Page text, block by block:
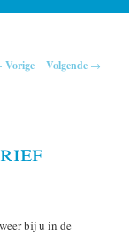
Vorige Volgende →
bij u in de